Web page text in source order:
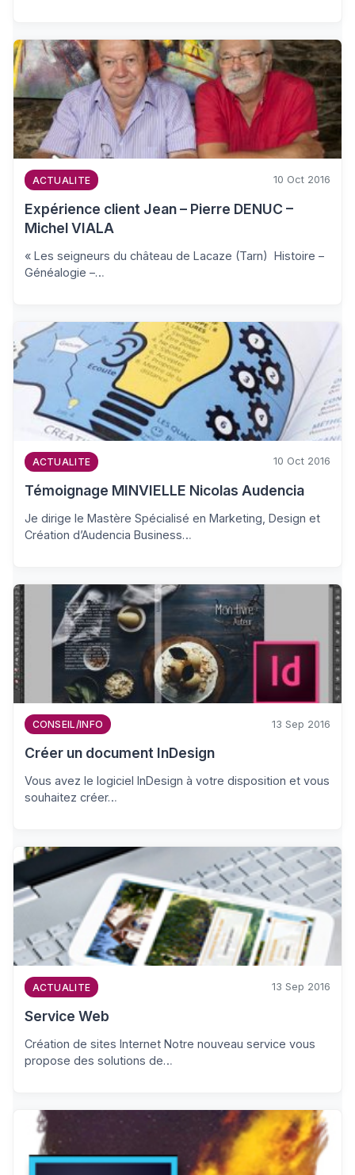
ACTUALITE 10 Oct 2016
Expérience client Jean – Pierre DENUC –
Michel VIALA
« Les seigneurs du château de Lacaze (Tarn) Histoire –
Généalogie –…
ACTUALITE 10 Oct 2016
Témoignage MINVIELLE Nicolas Audencia
Je dirige le Mastère Spécialisé en Marketing, Design et
Création d’Audencia Business…
CONSEIL/INFO 13 Sep 2016
Créer un document InDesign
Vous avez le logiciel InDesign à votre disposition et vous
souhaitez créer…
ACTUALITE 13 Sep 2016
Service Web
Création de sites Internet Notre nouveau service vous
propose des solutions de…